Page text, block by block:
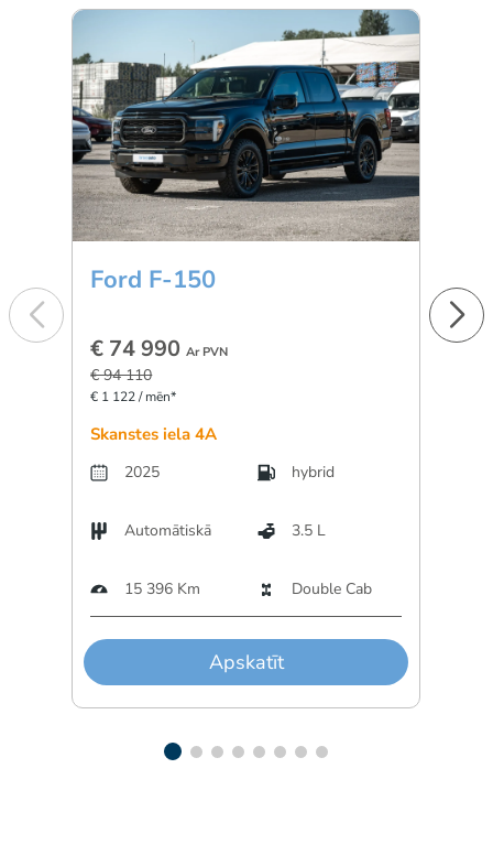
Ford F-150
€ 74 990Ar PVN
€ 94 110
€ 1 122 / mēn*
Skanstes iela 4A
2025 hybrid
Automātiskā 3.5 L
15 396 Km Double Cab
Apskatīt
€